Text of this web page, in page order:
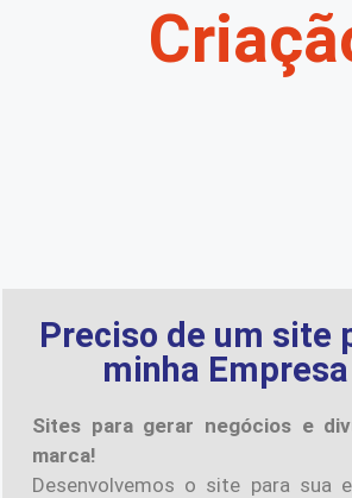
Preciso de um site
minha Empresa
Sites para gerar negócios e
marca!
Desenvolvemos o site para sua